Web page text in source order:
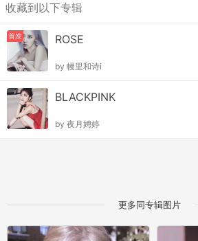
收藏到以下专辑
首发 ROSE
by 幔里和诗i
BLACKPINK
by 夜月娉婷
更多同专辑图片